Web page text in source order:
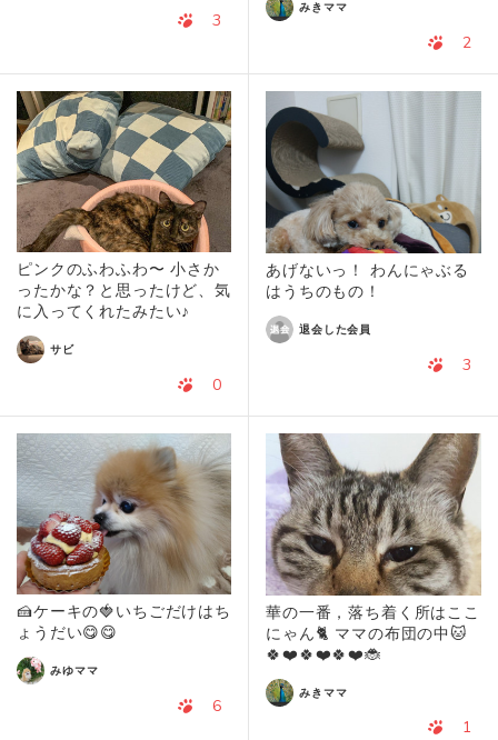
3
みきママ
2
ピンクのふわふわ〜 小さか
ったかな？と思ったけど、気
に入ってくれたみたい♪
サビ
0
あげないっ！ わんにゃぶる
はうちのもの！
退会した会員
3
🍰ケーキの🍓いちごだけはち
ょうだい😋😋
みゆママ
6
華の一番，落ち着く所はここ
にゃん🐈 ママの布団の中🐱
🍀❤️🍀❤️🍀❤️🐞
みきママ
1